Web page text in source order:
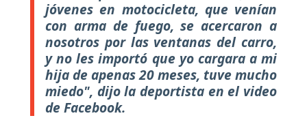
jóvenes en motocicleta, que venían
con arma de fuego, se acercaron a
nosotros por las ventanas del carro,
y no les importó que yo cargara a mi
hija de apenas 20 meses, tuve mucho
miedo", dijo la deportista en el video
de Facebook.